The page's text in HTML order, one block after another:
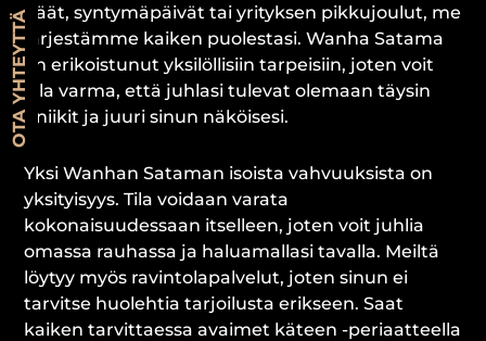
häät, syntymäpäivät tai yrityksen pikkujoulut, me
järjestämme kaiken puolestasi. Wanha Satama
on erikoistunut yksilöllisiin tarpeisiin, joten voit
olla varma, että juhlasi tulevat olemaan täysin
uniikit ja juuri sinun näköisesi.
Yksi Wanhan Sataman isoista vahvuuksista on
yksityisyys. Tila voidaan varata
kokonaisuudessaan itselleen, joten voit juhlia
omassa rauhassa ja haluamallasi tavalla. Meiltä
löytyy myös ravintolapalvelut, joten sinun ei
tarvitse huolehtia tarjoilusta erikseen. Saat
kaiken tarvittaessa avaimet käteen -periaatteella
OTA YHTEYTTÄ